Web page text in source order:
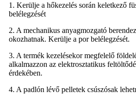
1. Kerülje a hőkezelés során keletkező
belélegzését
2. A mechanikus anyagmozgató
okozhatnak. Kerülje a por belélegzését.
3. A termék kezelésekor megfelelő
alkalmazzon az elektrosztatikus
érdekében.
4. A padlón lévő pelletek csúszósak